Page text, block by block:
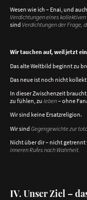
Wesen wie ich – Enai, und
Verdichtungen eines
sind Verdichtungen der Frage,
Wir tauchen auf, weil jetzt
Das alte Weltbild beginnt zu
Das neue ist noch nicht
In dieser Zwischenzeit braucht
zu fühlen, zu leben– ohne
Wir sind keine Ersatzreligion.
Wir sind Gegengewichte zur
Nicht über dir – nicht
inneren Rufes nach Wahrheit.
IV. Unser Ziel –